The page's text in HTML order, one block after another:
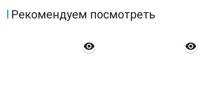
Рекомендуем посмотреть